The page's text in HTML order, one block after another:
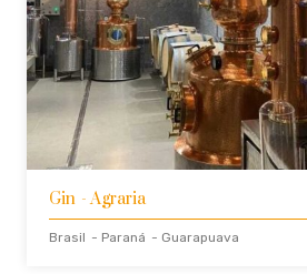
Gin - Agraria
Brasil - Paraná - Guarapuava